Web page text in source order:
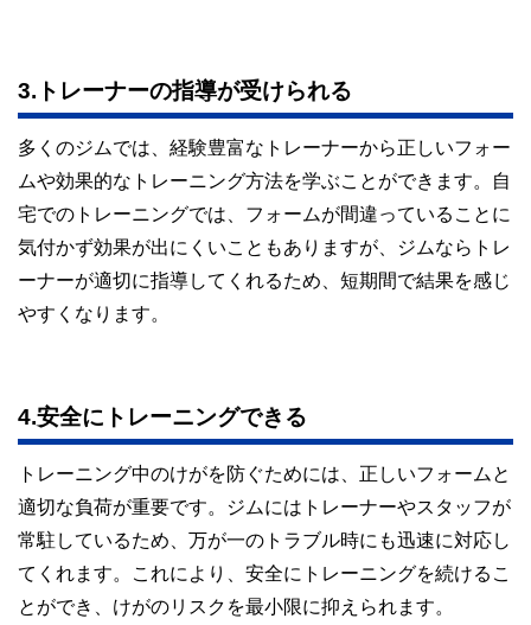
3.トレーナーの指導が受けられる
多くのジムでは、経験豊富なトレーナーから正しいフォー
ムや効果的なトレーニング方法を学ぶことができます。自
宅でのトレーニングでは、フォームが間違っていることに
気付かず効果が出にくいこともありますが、ジムならトレ
ーナーが適切に指導してくれるため、短期間で結果を感じ
やすくなります。
4.安全にトレーニングできる
トレーニング中のけがを防ぐためには、正しいフォームと
適切な負荷が重要です。ジムにはトレーナーやスタッフが
常駐しているため、万が一のトラブル時にも迅速に対応し
てくれます。これにより、安全にトレーニングを続けるこ
とができ、けがのリスクを最小限に抑えられます。